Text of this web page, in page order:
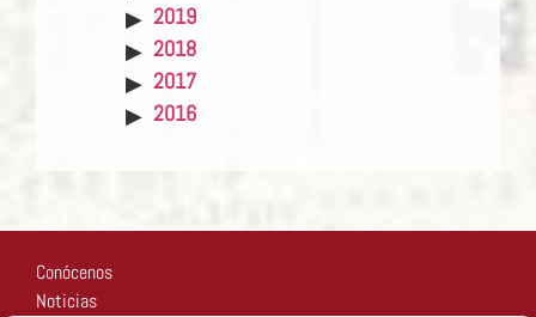
2019
2018
2017
2016
Conócenos
Noticias